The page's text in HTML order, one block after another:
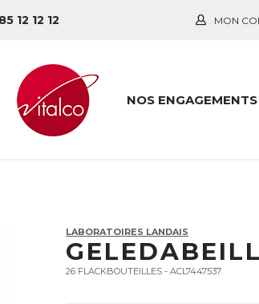
12 12 12 MON
NOS ENGAGEMENTS
LABORATOIRES LANDAIS
26 FLACKBOUTEILLES - ACL7447537